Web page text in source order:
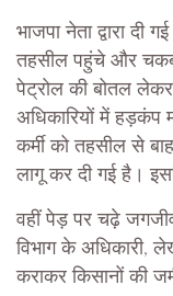
भाजपा नेता द्वारा
तहसील पहुंचे और
पेट्रोल की बोतल
अधिकारियों में हड़कंप
कर्मी को तहसील से
लागू कर दी गई है।
वहीं पेड़ पर चढ़े
विभाग के अधिकारी,
कराकर किसानों की